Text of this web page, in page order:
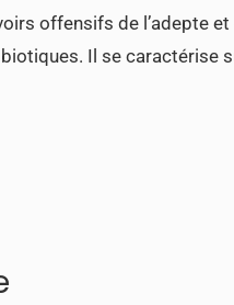
offensifs de l’adepte et
biotiques. Il se caractérise